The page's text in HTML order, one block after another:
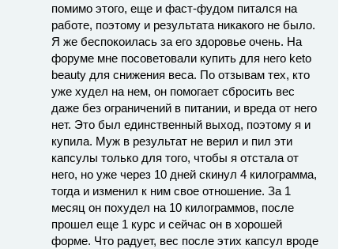
помимо этого, еще и фаст-фудом питался на
работе, поэтому и результата никакого не было.
Я же беспокоилась за его здоровье очень. На
форуме мне посоветовали купить для него keto
beauty для снижения веса. По отзывам тех, кто
уже худел на нем, он помогает сбросить вес
даже без ограничений в питании, и вреда от него
нет. Это был единственный выход, поэтому я и
купила. Муж в результат не верил и пил эти
капсулы только для того, чтобы я отстала от
него, но уже через 10 дней скинул 4 килограмма,
тогда и изменил к ним свое отношение. За 1
месяц он похудел на 10 килограммов, после
прошел еще 1 курс и сейчас он в хорошей
форме. Что радует, вес после этих капсул вроде